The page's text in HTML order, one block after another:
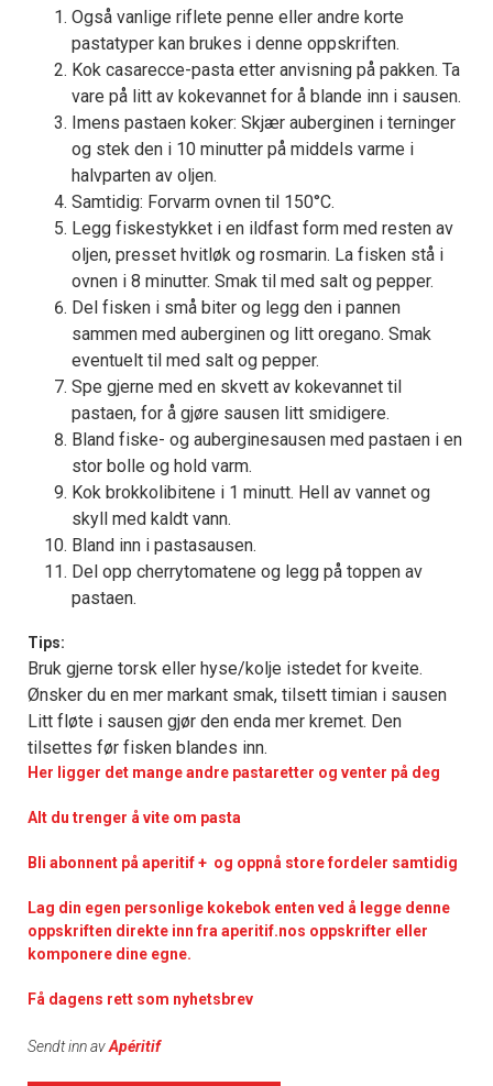
Også vanlige riflete penne eller andre korte
pastatyper kan brukes i denne oppskriften.
Kok casarecce-pasta etter anvisning på pakken. Ta
vare på litt av kokevannet for å blande inn i sausen.
Imens pastaen koker: Skjær auberginen i terninger
og stek den i 10 minutter på middels varme i
halvparten av oljen.
Samtidig: Forvarm ovnen til 150°C.
Legg fiskestykket i en ildfast form med resten av
oljen, presset hvitløk og rosmarin. La fisken stå i
ovnen i 8 minutter. Smak til med salt og pepper.
Del fisken i små biter og legg den i pannen
sammen med auberginen og litt oregano. Smak
eventuelt til med salt og pepper.
Spe gjerne med en skvett av kokevannet til
pastaen, for å gjøre sausen litt smidigere.
Bland fiske- og auberginesausen med pastaen i en
stor bolle og hold varm.
Kok brokkolibitene i 1 minutt. Hell av vannet og
skyll med kaldt vann.
Bland inn i pastasausen.
Del opp cherrytomatene og legg på toppen av
pastaen.
Tips:
Bruk gjerne torsk eller hyse/kolje istedet for kveite.
Ønsker du en mer markant smak, tilsett timian i sausen
Litt fløte i sausen gjør den enda mer kremet. Den
tilsettes før fisken blandes inn.
Her ligger det mange andre pastaretter og venter på deg
Alt du trenger å vite om pasta
Bli abonnent på aperitif + og oppnå store fordeler samtidig
Lag din egen personlige kokebok enten ved å legge denne
oppskriften direkte inn fra aperitif.nos oppskrifter eller
komponere dine egne.
Få dagens rett som nyhetsbrev
Sendt inn avApéritif